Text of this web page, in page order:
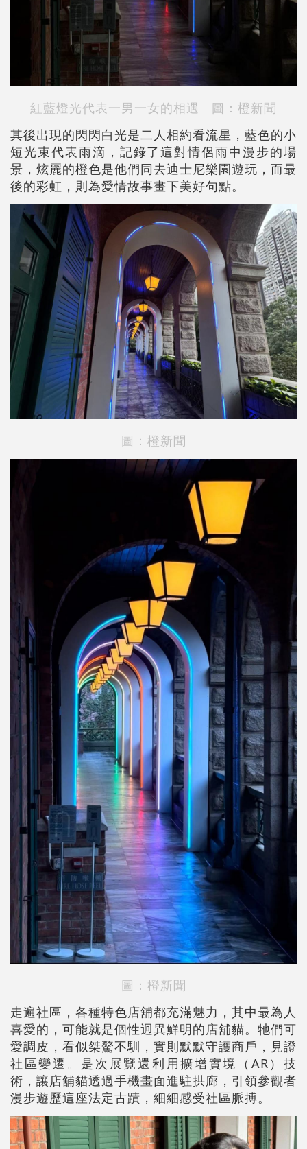
紅藍燈光代表一男一女的相遇
圖：橙新聞
其後出現的閃閃白光是二人相約看流星，藍色的小
短光束代表雨滴，記錄了這對情侶雨中漫步的場
景，炫麗的橙色是他們同去迪士尼樂園遊玩，而最
後的彩虹，則為愛情故事畫下美好句點。
圖：橙新聞
圖：橙新聞
走遍社區，各種特色店舖都充滿魅力，其中最為人
喜愛的，可能就是個性迥異鮮明的店舖貓。牠們可
愛調皮，看似桀驁不馴，實則默默守護商戶，見證
社區變遷。是次展覽還利用擴增實境（AR）技
術，讓店舖貓透過手機畫面進駐拱廊，引領參觀者
漫步遊歷這座法定古蹟，細細感受社區脈搏。